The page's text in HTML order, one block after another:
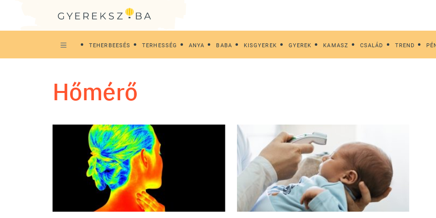
TEHERBEESÉS TERHESSÉG ANYA BABA KISGYEREK GYEREK KAMASZ CSALÁD TREND
hőmérő